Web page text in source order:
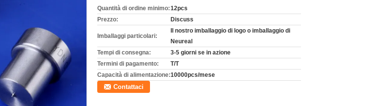
Quantità di ordine minimo:12pcs
Prezzo:
Discuss
Imballaggi particolari:
Il nostro imballaggio di logo o imballaggio di
Neureal
Tempi di consegna:
3-5 giorni se in azione
Termini di pagamento:
T/T
Capacità di alimentazione:10000pcs/mese
Contattaci